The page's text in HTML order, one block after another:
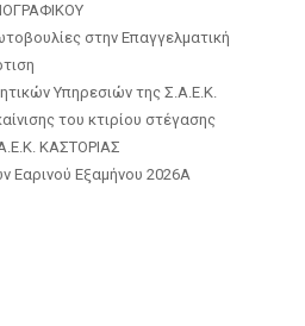
στην Επαγγελματική
Υπηρεσιών της Σ.Α.Ε.Κ.
του κτιρίου στέγασης
ΚΑΣΤΟΡΙΑΣ
Εαρινού Εξαμήνου 2026Α